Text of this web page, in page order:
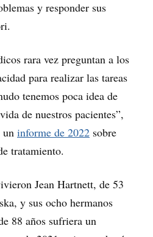
y responder sus
rara vez preguntan a los
para realizar las tareas
tenemos poca idea de
de nuestros pacientes”,
un informe de 2022 sobre
tratamiento.
Jean Hartnett, de 53
y sus ocho hermanos
88 años sufriera un